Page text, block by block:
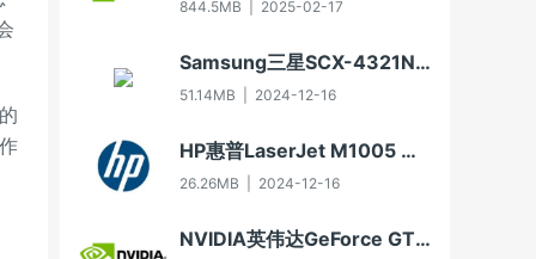
844.5MB 2025-02-17
Samsung三星SCX-4321NS多功能一体机打印驱动3.11.60.00:04版For WinXP-32/WinXP-64/Vista-32/Vista-64/Win7-32/Win7-64（2012年8月30日发布）
51.14MB 2024-12-16
HP惠普LaserJet M1005 MFP多功能一体机驱动20070326版For Vista
26.26MB 2024-12-16
NVIDIA英伟达GeForce GT 630显卡驱动For Win10-32